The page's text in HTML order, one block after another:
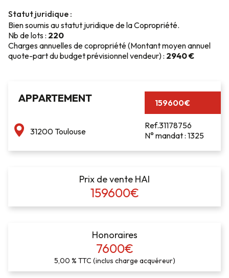
APPARTEMENT
31200 Toulouse
159600€
Ref.31178756
N° mandat : 1325
Prix de vente HAI
159600€
Honoraires
7600€
5,00 % TTC (inclus charge acquéreur)
Statut juridique :
Bien soumis au statut juridique de la Copropriété.
Nb de lots : 220
Charges annuelles de copropriété (Montant moyen annuel
quote-part du budget prévisionnel vendeur) : 2940 €